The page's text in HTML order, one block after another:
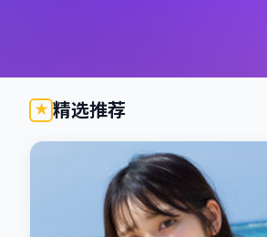
精选推荐